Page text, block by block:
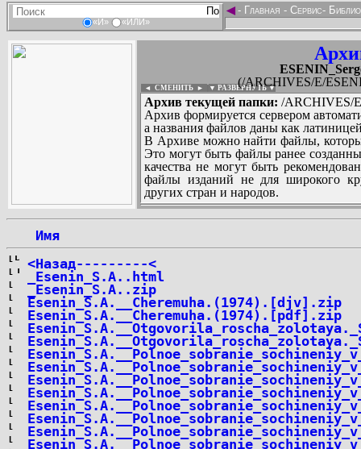
«И» «ИЛИ»
◄- Главная - Сервис-
(/ARCHIVES/E/
◄ СМЕНИТЬ ► ▼ РАЗВЕРНУТЬ ▼
Архив текущей папки: /ARCHIVES/
Архив формируется сервером
а названия файлов даны как
В Архиве можно найти файлы,
Это могут быть файлы ранее
качества не могут быть
файлы изданий не для широкого
других стран и народов.
Имя
<Назад---------<
_Esenin_S.A..html
_Esenin_S.A..zip
Esenin_S.A.__Cheremuha.(1974).[djv].zip
Esenin_S.A.__Cheremuha.(1974).[pdf].zip